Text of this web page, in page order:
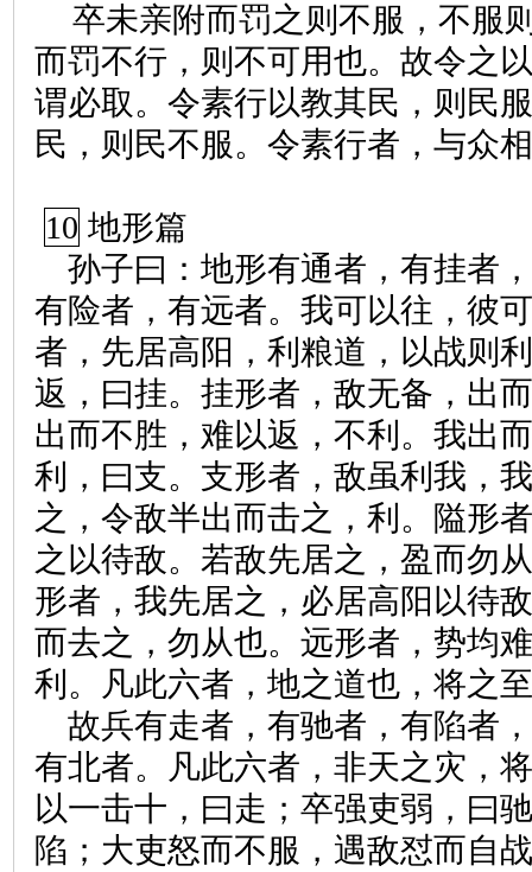
卒未亲附而罚之则不服，不服
而罚不行，则不可用也。故令之
谓必取。令素行以教其民，则民
民，则民不服。令素行者，与众
10 地形篇
孙子曰：地形有通者，有挂者
有险者，有远者。我可以往，彼
者，先居高阳，利粮道，以战则
返，曰挂。挂形者，敌无备，出
出而不胜，难以返，不利。我出
利，曰支。支形者，敌虽利我，
之，令敌半出而击之，利。隘形
之以待敌。若敌先居之，盈而勿
形者，我先居之，必居高阳以待
而去之，勿从也。远形者，势均
利。凡此六者，地之道也，将之
故兵有走者，有驰者，有陷者
有北者。凡此六者，非天之灾，
以一击十，曰走；卒强吏弱，曰
陷；大吏怒而不服，遇敌怼而自